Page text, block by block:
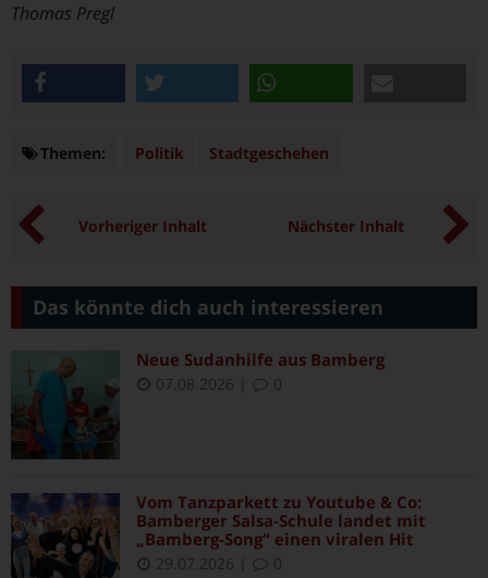
Thomas Pregl
Themen: Themen
Politik Stadtgeschehen
Vorheriger Inhalt Nächster Inhalt
Das könnte dich auch interessieren
Neue Sudanhilfe aus Bamberg
07.08.2026 0
Vom Tanzparkett zu Youtube & Co:
Bamberger Salsa-Schule landet mit
„Bamberg-Song“ einen viralen Hit
29.07.2026 0